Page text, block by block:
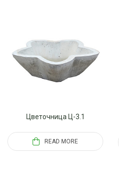
Цветочница Ц-3.1
READ MORE